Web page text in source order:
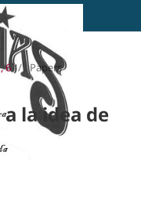
6 / Papers
la idea de